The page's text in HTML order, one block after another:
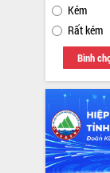
Kém
Rất kém
Bình